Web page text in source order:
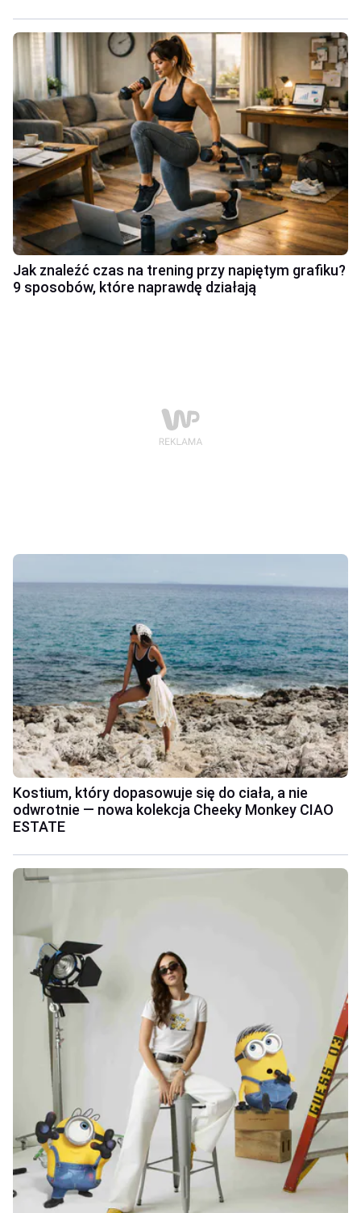
Jak znaleźć czas na trening przy napiętym grafiku?
9 sposobów, które naprawdę działają
Kostium, który dopasowuje się do ciała, a nie
odwrotnie — nowa kolekcja Cheeky Monkey CIAO
ESTATE